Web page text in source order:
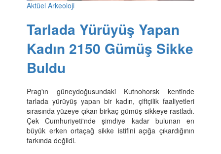
Aktüel Arkeoloji
Tarlada Yürüyüş Yapan
Kadın 2150 Gümüş Sikke
Buldu
Prag'ın güneydoğusundaki Kutnohorsk kentinde
tarlada yürüyüş yapan bir kadın, çiftçilik faaliyetleri
sırasında yüzeye çıkan birkaç gümüş sikkeye rastladı.
Çek Cumhuriyeti'nde şimdiye kadar bulunan en
büyük erken ortaçağ sikke istifini açığa çıkardığının
farkında değildi.